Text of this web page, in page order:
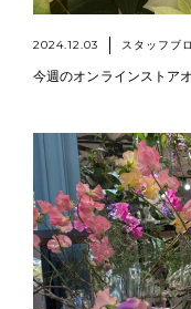
2024.12.03 スタッフブ
今週のオンラインストア